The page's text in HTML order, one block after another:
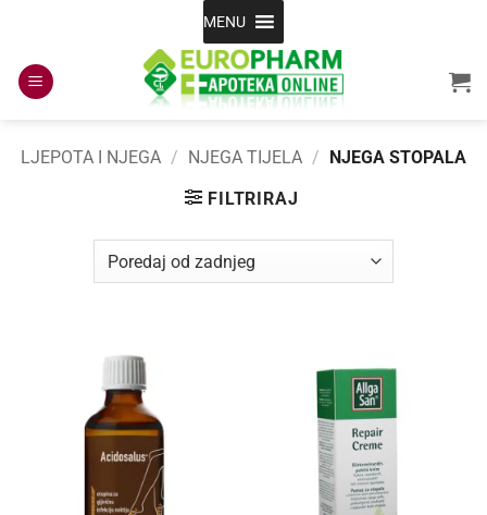
content
MENU
LJEPOTA I NJEGA / NJEGA TIJELA / NJEGA STOPALA
FILTRIRAJ